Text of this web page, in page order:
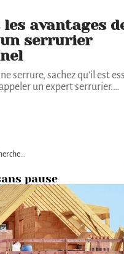
avantages
serrurier
serrure, sachez qu’il est
un expert serrurier.…
pause